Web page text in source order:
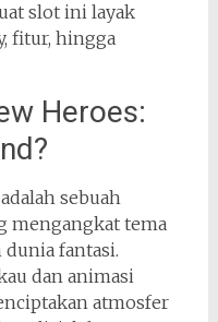
slot ini layak
fitur, hingga
Heroes:
sebuah
mengangkat tema
fantasi.
dan animasi
atmosfer